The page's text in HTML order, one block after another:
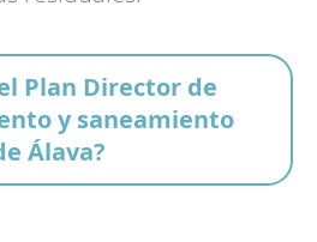
Plan Director de
y saneamiento
Álava?